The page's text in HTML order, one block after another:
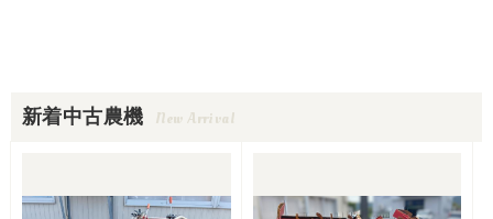
新着中古農機 New Arrival